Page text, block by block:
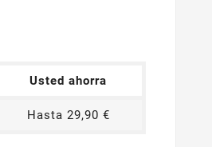
Usted ahorra
Hasta 29,90 €